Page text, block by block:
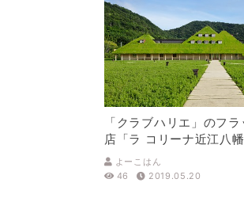
「クラブハリエ」のフ
店「ラ コリーナ近江八幡
よーこはん
46
2019.05.20